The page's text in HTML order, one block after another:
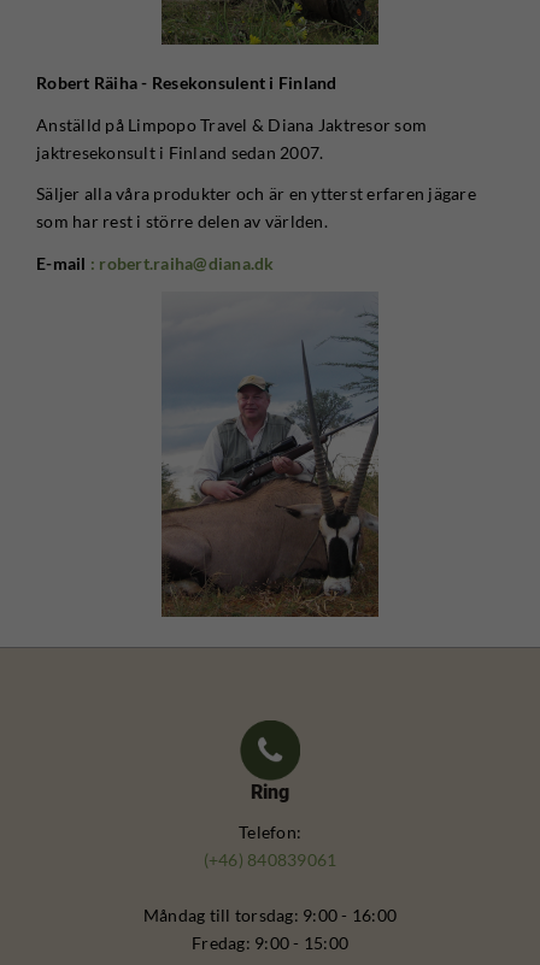
Robert Räiha - Resekonsulent i Finland
Anställd på Limpopo Travel & Diana Jaktresor som
jaktresekonsult i Finland sedan 2007.
Säljer alla våra produkter och är en ytterst erfaren jägare
som har rest i större delen av världen.
E-mail : robert.raiha@diana.dk
Ring
Telefon:
(+46) 840839061
Måndag till torsdag: 9:00 - 16:00
Fredag: 9:00 - 15:00